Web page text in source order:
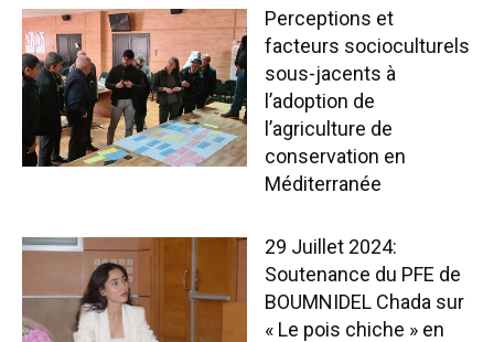
Perceptions et
facteurs socioculturels
sous-jacents à
l’adoption de
l’agriculture de
conservation en
Méditerranée
29 Juillet 2024:
Soutenance du PFE de
BOUMNIDEL Chada sur
« Le pois chiche » en